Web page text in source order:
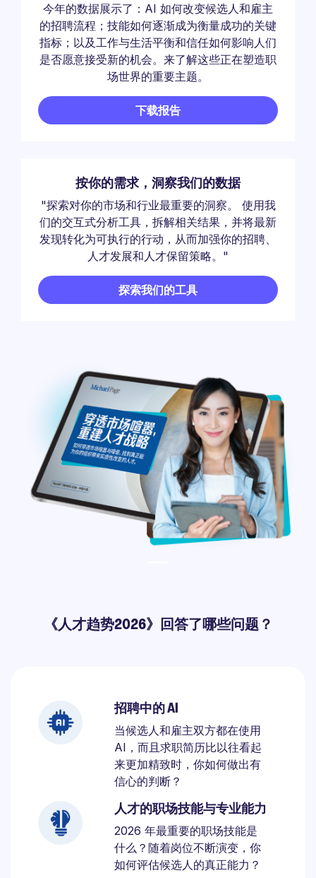
今年的数据展示了：AI 如何改变候选人和雇主
的招聘流程；技能如何逐渐成为衡量成功的关键
指标；以及工作与生活平衡和信任如何影响人们
是否愿意接受新的机会。来了解这些正在塑造职
场世界的重要主题。
下载报告
按你的需求，洞察我们的数据
"探索对你的市场和行业最重要的洞察。 使用我
们的交互式分析工具，拆解相关结果，并将最新
发现转化为可执行的行动，从而加强你的招聘、
人才发展和人才保留策略。"
探索我们的工具
《人才趋势2026》回答了哪些问题？
招聘中的 AI
当候选人和雇主双方都在使用
AI，而且求职简历比以往看起
来更加精致时，你如何做出有
信心的判断？
人才的职场技能与专业能力
2026 年最重要的职场技能是
什么？随着岗位不断演变，你
如何评估候选人的真正能力？